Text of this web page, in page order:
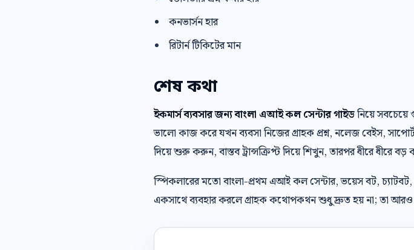
কনভার্সন হার
রিটার্ন টিকিটের মান
শেষ কথা
ইকমার্স ব্যবসার জন্য বাংলা এআই কল সেন্টার গাইডনিয়ে
ভালো কাজ করে যখন ব্যবসা নিজের গ্রাহক প্রশ্ন, নলেজ বেইস,
দিয়ে শুরু করুন, বাস্তব ট্রান্সক্রিপ্ট দিয়ে শিখুন, তারপর ধীরে ধীরে
স্পিকলারের মতো বাংলা-প্রথম এআই কল সেন্টার, ভয়েস বট,
একসাথে ব্যবহার করলে গ্রাহক কথোপকথন শুধু দ্রুত হয় না; তা আরও